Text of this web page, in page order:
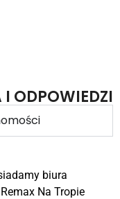
ODPOWIEDZI
biura
Na Tropie